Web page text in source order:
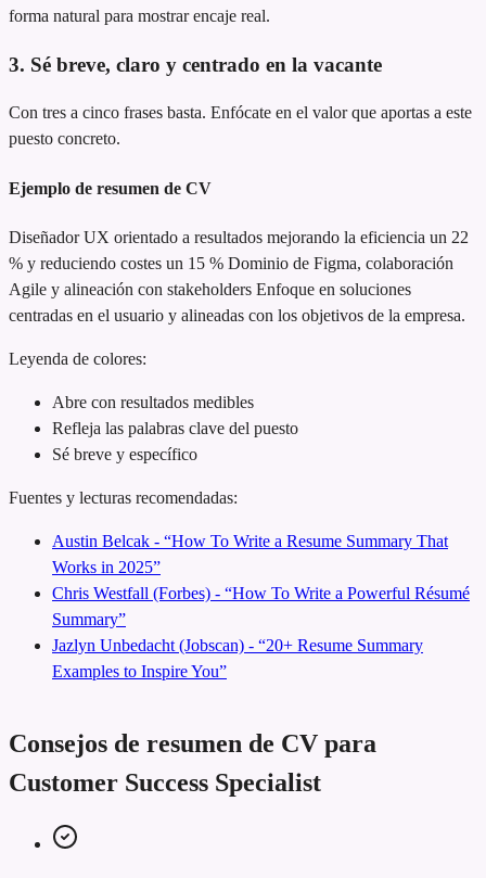
forma natural para mostrar encaje real.
3. Sé breve, claro y centrado en la vacante
Con tres a cinco frases basta. Enfócate en el valor que aportas a este
puesto concreto.
Ejemplo de resumen de CV
Diseñador UX orientado a resultados mejorando la eficiencia un 22
% y reduciendo costes un 15 % Dominio de Figma, colaboración
Agile y alineación con stakeholders Enfoque en soluciones
centradas en el usuario y alineadas con los objetivos de la empresa.
Leyenda de colores:
Abre con resultados medibles
Refleja las palabras clave del puesto
Sé breve y específico
Fuentes y lecturas recomendadas:
Austin Belcak - “How To Write a Resume Summary That
Works in 2025”
Chris Westfall (Forbes) - “How To Write a Powerful Résumé
Summary”
Jazlyn Unbedacht (Jobscan) - “20+ Resume Summary
Examples to Inspire You”
Consejos de resumen de CV para
Customer Success Specialist